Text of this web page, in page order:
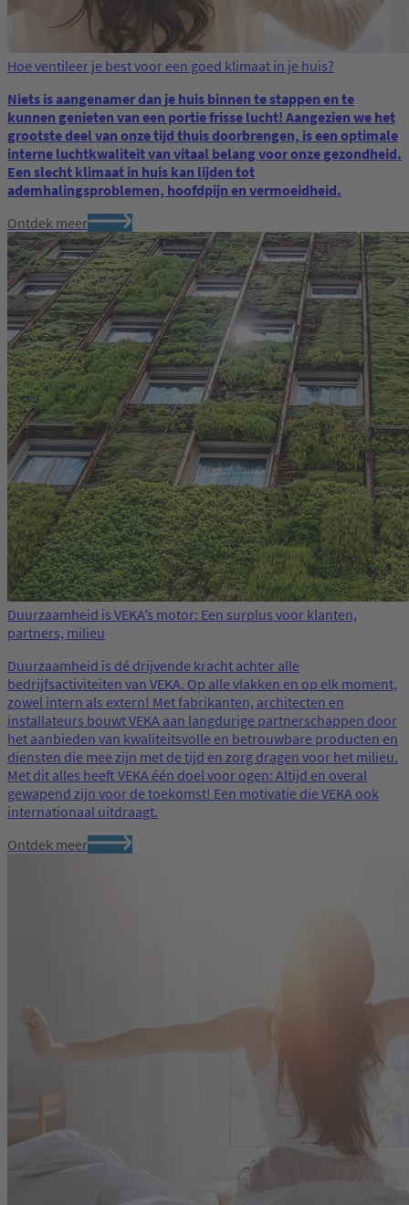
Hoe ventileer je best voor een goed klimaat in je huis?
Niets is aangenamer dan je huis binnen te stappen en te
kunnen genieten van een portie frisse lucht! Aangezien we het
grootste deel van onze tijd thuis doorbrengen, is een optimale
interne luchtkwaliteit van vitaal belang voor onze gezondheid.
Een slecht klimaat in huis kan lijden tot
ademhalingsproblemen, hoofdpijn en vermoeidheid.
Ontdek meer
Duurzaamheid is VEKA’s motor: Een surplus voor klanten,
partners, milieu
Duurzaamheid is dé drijvende kracht achter alle
bedrijfsactiviteiten van VEKA. Op alle vlakken en op elk moment,
zowel intern als extern! Met fabrikanten, architecten en
installateurs bouwt VEKA aan langdurige partnerschappen door
het aanbieden van kwaliteitsvolle en betrouwbare producten en
diensten die mee zijn met de tijd en zorg dragen voor het milieu.
Met dit alles heeft VEKA één doel voor ogen: Altijd en overal
gewapend zijn voor de toekomst! Een motivatie die VEKA ook
internationaal uitdraagt.
Ontdek meer